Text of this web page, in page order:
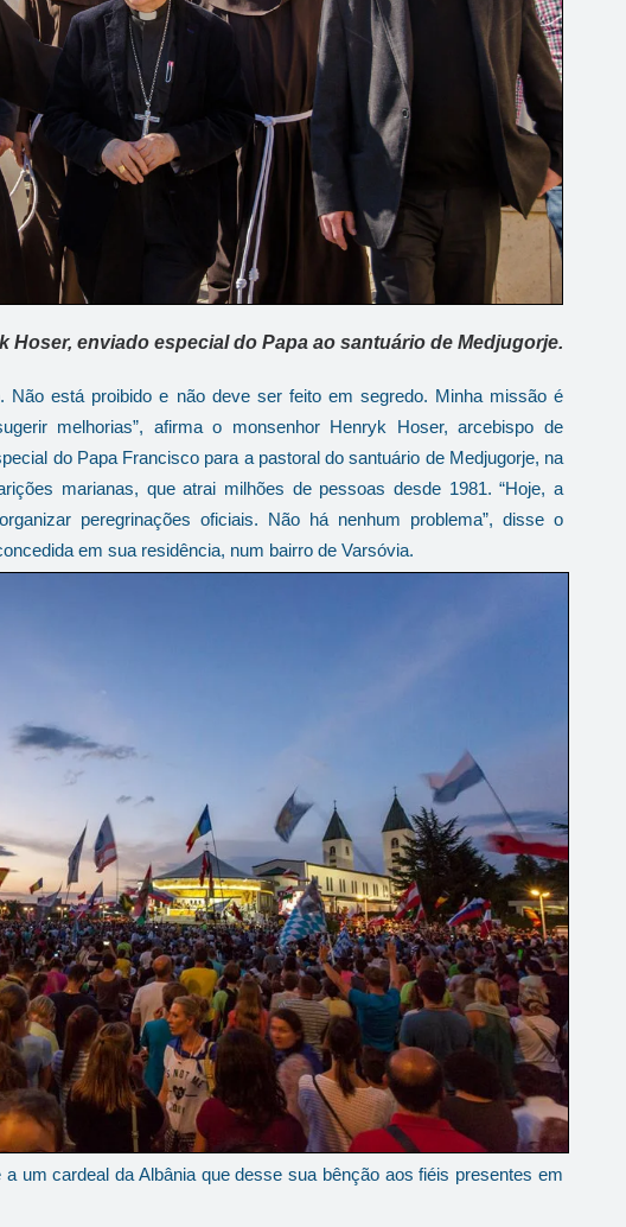
Hoser, enviado especial do Papa ao santuário de Medjugorje.
Não está proibido e não deve ser feito em segredo. Minha missão é
melhorias”, afirma o monsenhor Henryk Hoser, arcebispo de
do Papa Francisco para a pastoral do santuário de Medjugorje, na
marianas, que atrai milhões de pessoas desde 1981. “Hoje, a
peregrinações oficiais. Não há nenhum problema”, disse o
em sua residência, num bairro de Varsóvia.
um cardeal da Albânia que desse sua bênção aos fiéis presentes em